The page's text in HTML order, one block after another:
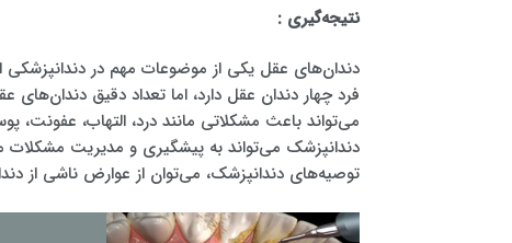
نتیجه‌گیری :
دندان‌های عقل یکی از موضوعات مهم در دندانپزشکی
فرد چهار دندان عقل دارد، اما تعداد دقیق
می‌تواند باعث مشکلاتی مانند درد، التهاب،
دندانپزشک می‌تواند به پیشگیری و مدیریت
توصیه‌های دندانپزشک، می‌توان از عوارض ناشی از